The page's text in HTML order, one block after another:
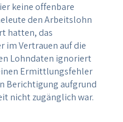
keine offenbare
den Arbeitslohn
hatten, das
im Vertrauen auf die
Lohndaten ignoriert
Ermittlungsfehler
Berichtigung aufgrund
nicht zugänglich war.